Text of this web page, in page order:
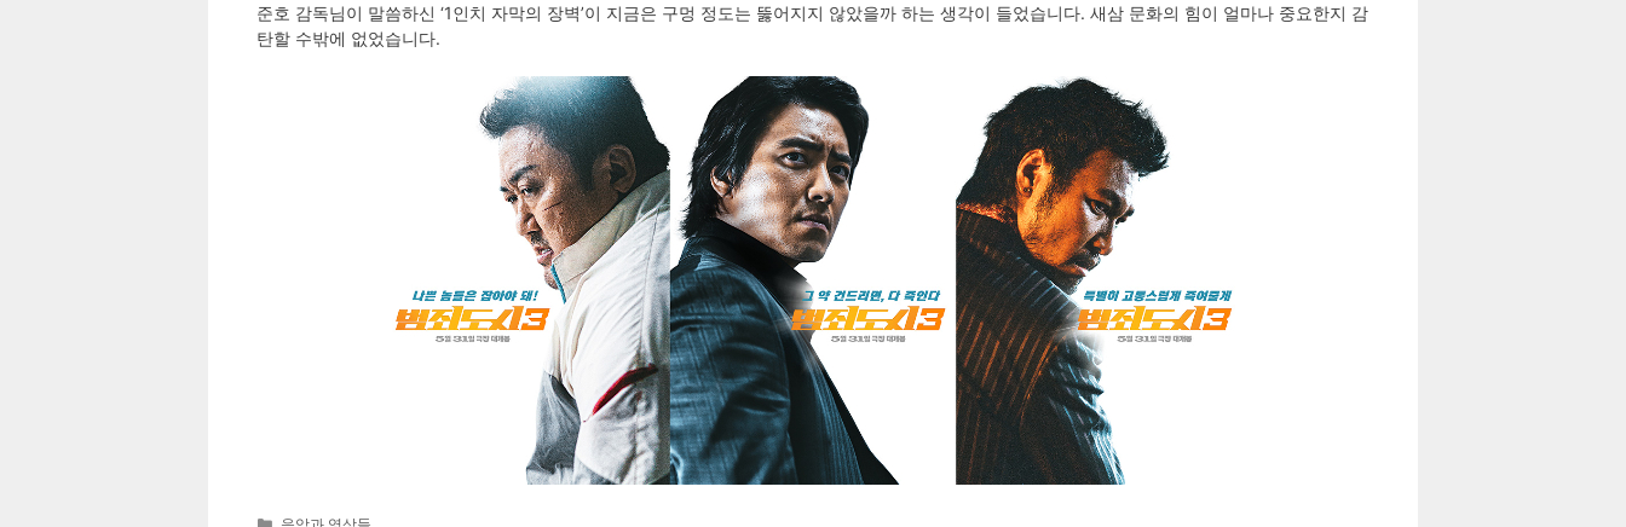
준호 감독님이 말씀하신 ‘1인치 자막의 장벽’이 지금은 구멍 정도는 뚫어지지 않았을까 하는 생각이 들었습니다. 새삼 문화의 힘이 얼마나 중요한지 감
탄할 수밖에 없었습니다.
Categories